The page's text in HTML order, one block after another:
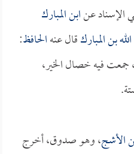
الإسناد عنابن المبارك
بن المباركقال عنهالحافظ:
جمعت فيه خصال الخير،
الأشج، وهو صدوق، أخرج